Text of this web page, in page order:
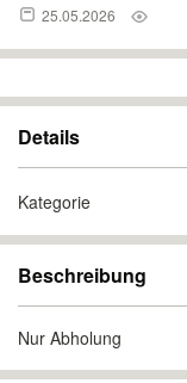
25.05.2026
Details
Kategorie
Beschreibung
Nur Abholung